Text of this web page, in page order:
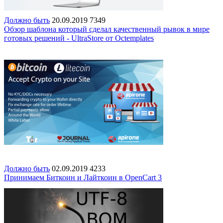
Должно быть 20.09.2019 7349
Обзор шаблона который сделал качественный рывок в мире
готовых решений - UltraStore от Octemplates
Должно быть 02.09.2019 4233
Принимаем Биткоин и Лайткоин в OpenСart 3